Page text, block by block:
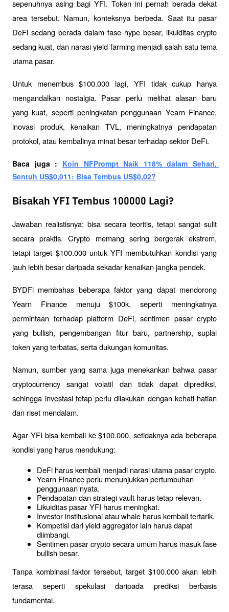
sepenuhnya asing bagi YFI. Token ini pernah berada dekat
area tersebut. Namun, konteksnya berbeda. Saat itu pasar
DeFi sedang berada dalam fase hype besar, likuiditas crypto
sedang kuat, dan narasi yield farming menjadi salah satu tema
utama pasar.
Untuk menembus $100.000 lagi, YFI tidak cukup hanya
mengandalkan nostalgia. Pasar perlu melihat alasan baru
yang kuat, seperti peningkatan penggunaan Yearn Finance,
inovasi produk, kenaikan TVL, meningkatnya pendapatan
protokol, atau kembalinya minat besar terhadap sektor DeFi.
Baca juga : Koin NFPrompt Naik 118% dalam Sehari,
Sentuh US$0,011: Bisa Tembus US$0,02?
Bisakah YFI Tembus 100000 Lagi?
Jawaban realistisnya: bisa secara teoritis, tetapi sangat sulit
secara praktis. Crypto memang sering bergerak ekstrem,
tetapi target $100.000 untuk YFI membutuhkan kondisi yang
jauh lebih besar daripada sekadar kenaikan jangka pendek.
BYDFi membahas beberapa faktor yang dapat mendorong
Yearn Finance menuju $100k, seperti meningkatnya
permintaan terhadap platform DeFi, sentimen pasar crypto
yang bullish, pengembangan fitur baru, partnership, suplai
token yang terbatas, serta dukungan komunitas.
Namun, sumber yang sama juga menekankan bahwa pasar
cryptocurrency sangat volatil dan tidak dapat diprediksi,
sehingga investasi tetap perlu dilakukan dengan kehati-hatian
dan riset mendalam.
Agar YFI bisa kembali ke $100.000, setidaknya ada beberapa
kondisi yang harus mendukung:
DeFi harus kembali menjadi narasi utama pasar crypto.
Yearn Finance perlu menunjukkan pertumbuhan
penggunaan nyata.
Pendapatan dan strategi vault harus tetap relevan.
Likuiditas pasar YFI harus meningkat.
Investor institusional atau whale harus kembali tertarik.
Kompetisi dari yield aggregator lain harus dapat
diimbangi.
Sentimen pasar crypto secara umum harus masuk fase
bullish besar.
Tanpa kombinasi faktor tersebut, target $100.000 akan lebih
terasa seperti spekulasi daripada prediksi berbasis
fundamental.